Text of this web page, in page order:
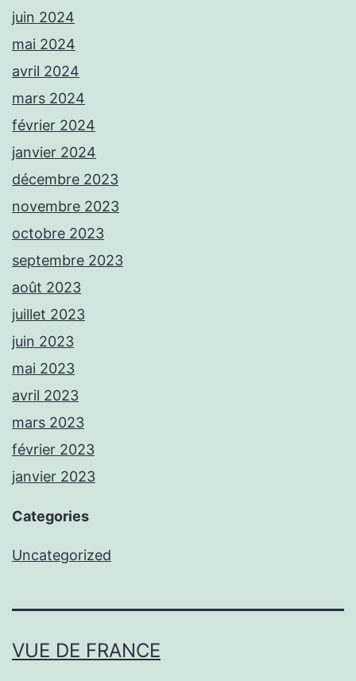
juin 2024
mai 2024
avril 2024
mars 2024
février 2024
janvier 2024
décembre 2023
novembre 2023
octobre 2023
septembre 2023
août 2023
juillet 2023
juin 2023
mai 2023
avril 2023
mars 2023
février 2023
janvier 2023
Categories
Uncategorized
VUE DE FRANCE